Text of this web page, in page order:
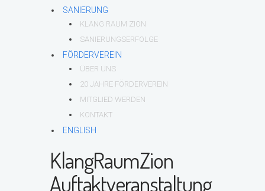
SANIERUNG
KLANG RAUM ZION
SANIERUNGSERFOLGE
FÖRDERVEREIN
ÜBER UNS
20 JAHRE FÖRDERVEREIN
MITGLIED WERDEN
KONTAKT
ENGLISH
KlangRaumZion
Auftaktveranstaltung